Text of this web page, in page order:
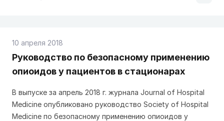
10 апреля 2018
Руководство по безопасному применению
опиоидов у пациентов в стационарах
В выпуске за апрель 2018 г. журнала Journal of Hospital
Medicine опубликовано руководство Society of Hospital
Medicine по безопасному применению опиоидов у